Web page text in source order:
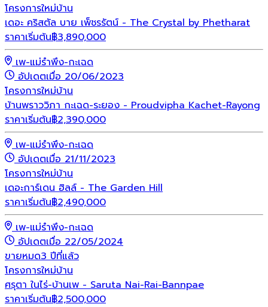
โครงการใหม่บ้าน
เดอะ คริสตัล บาย เพ็ชรรัตน์ - The Crystal by Phetharat
ราคาเริ่มต้น฿3,890,000
เพ-แม่รำพึง-กะเฉด
อัปเดตเมื่อ 20/06/2023
โครงการใหม่บ้าน
บ้านพราววิภา กะเฉด-ระยอง - Proudvipha Kachet-Rayong
ราคาเริ่มต้น฿2,390,000
เพ-แม่รำพึง-กะเฉด
อัปเดตเมื่อ 21/11/2023
โครงการใหม่บ้าน
เดอะการ์เดน ฮิลล์ - The Garden Hill
ราคาเริ่มต้น฿2,490,000
เพ-แม่รำพึง-กะเฉด
อัปเดตเมื่อ 22/05/2024
ขายหมด3 ปีที่แล้ว
โครงการใหม่บ้าน
ศรุตา ในไร่-บ้านเพ - Saruta Nai-Rai-Bannpae
ราคาเริ่มต้น฿2,500,000